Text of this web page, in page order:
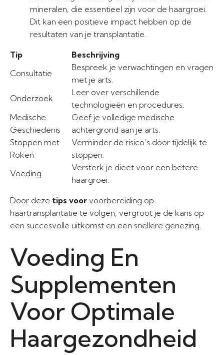
mineralen, die essentieel zijn voor de haargroei.
Dit kan een positieve impact hebben op de
resultaten van je transplantatie.
Tip
Beschrijving
Consultatie
Bespreek je verwachtingen en vragen
met je arts.
Onderzoek
Leer over verschillende
technologieën en procedures.
Medische
Geschiedenis
Geef je volledige medische
achtergrond aan je arts.
Stoppen met
Roken
Verminder de risico’s door tijdelijk te
stoppen.
Voeding
Versterk je dieet voor een betere
haargroei.
Door deze tips voor voorbereiding op
haartransplantatie te volgen, vergroot je de kans op
een succesvolle uitkomst en een snellere genezing.
Voeding En
Supplementen
Voor Optimale
Haargezondheid